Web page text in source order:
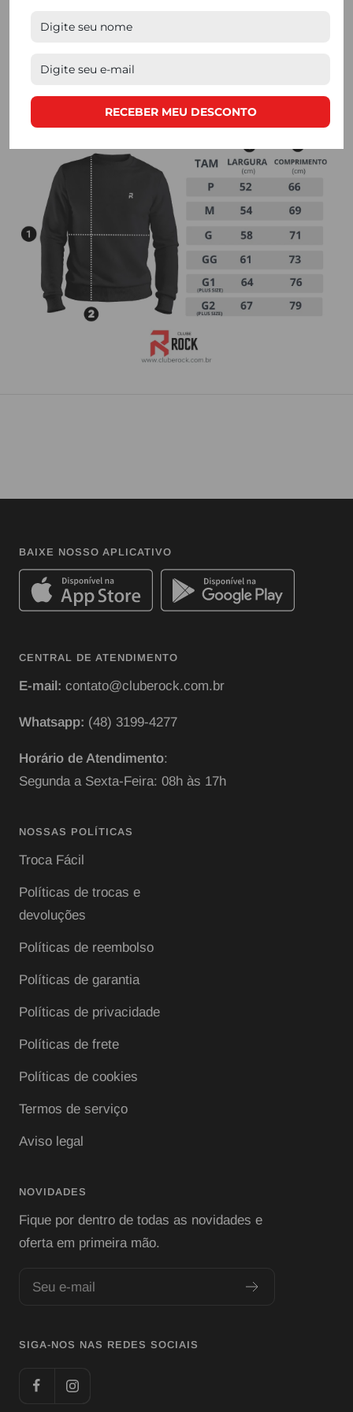
BAIXE NOSSO APLICATIVO
CENTRAL DE ATENDIMENTO
E-mail: contato@cluberock.com.br
Whatsapp: (48) 3199-4277
Horário de Atendimento:
Segunda a Sexta-Feira: 08h às 17h
NOSSAS POLÍTICAS
Troca Fácil
Políticas de trocas e
devoluções
Políticas de reembolso
Políticas de garantia
Políticas de privacidade
Políticas de frete
Políticas de cookies
Termos de serviço
Aviso legal
NOVIDADES
Fique por dentro de todas as novidades e
oferta em primeira mão.
Seu e-mail
SIGA-NOS NAS REDES SOCIAIS
RECEBER MEU DESCONTO